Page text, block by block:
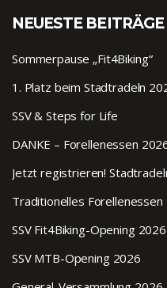
NEUESTE BEITRÄGE
Sommerpause „Fit4Biking“
1. Platz beim Stadtradeln
SSV & Steps for Life
DANKE – Forellenessen
Jetzt registrieren!
Traditionelles Forellenessen
SSV Fit4Biking-Opening 2026
SSV MTB-Opening 2026